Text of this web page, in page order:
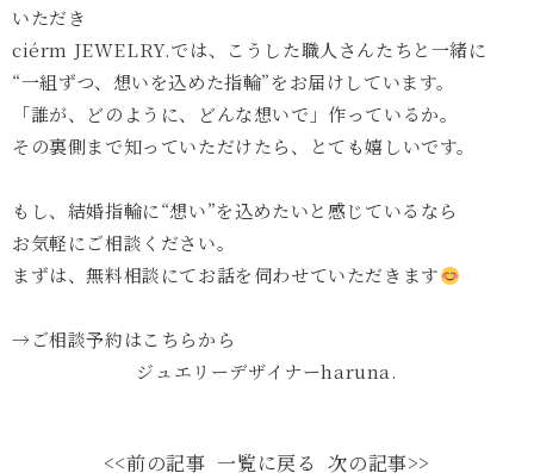
いただき
ciérm JEWELRY.では、こうした職人さんたちと一緒に
“一組ずつ、想いを込めた指輪”をお届けしています。
「誰が、どのように、どんな想いで」作っているか。
その裏側まで知っていただけたら、とても嬉しいです。
もし、結婚指輪に“想い”を込めたいと感じているなら
お気軽にご相談ください。
まずは、無料相談にてお話を伺わせていただきます
→ご相談予約はこちらか ら
ジュエリーデザイナーharuna.
<<前の記事 一覧に戻る 次の記事>>